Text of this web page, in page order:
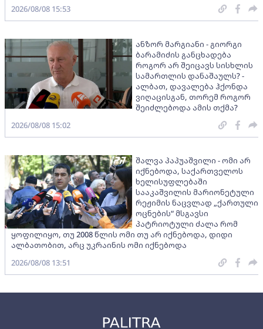
2026/08/08 15:53
ანზორ მარგიანი - გიორგი
ბარამიძის განცხადება
როგორ არ შეიცავს სისხლის
სამართლის დანაშაულს? -
ალბათ, დავალება ჰქონდა
ვიღაცისგან, თორემ როგორ
შეიძლებოდა ამის თქმა?
2026/08/08 15:02
შალვა პაპუაშვილი - ომი არ
იქნებოდა, საქართველოს
ხელისუფლებაში
სააკაშვილის მარიონეტული
რეჟიმის ნაცვლად „ქართული
ოცნების“ მსგავსი
პატრიოტული ძალა რომ
ყოფილიყო, თუ 2008 წლის ომი თუ არ იქნებოდა, დიდი
ალბათობით, არც უკრაინის ომი იქნებოდა
2026/08/08 13:51